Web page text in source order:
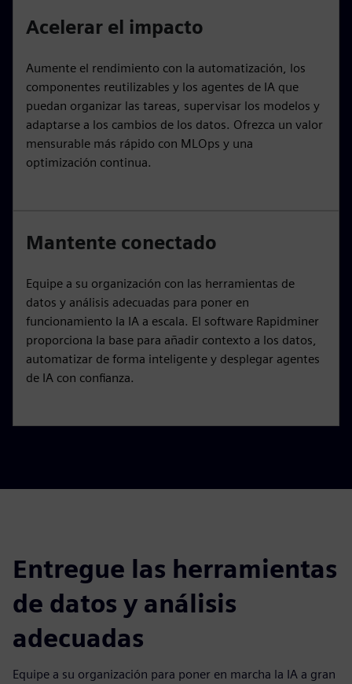
Acelerar el impacto
Aumente el rendimiento con la automatización, los
componentes reutilizables y los agentes de IA que
puedan organizar las tareas, supervisar los modelos y
adaptarse a los cambios de los datos. Ofrezca un valor
mensurable más rápido con MLOps y una
optimización continua.
Mantente conectado
Equipe a su organización con las herramientas de
datos y análisis adecuadas para poner en
funcionamiento la IA a escala. El software Rapidminer
proporciona la base para añadir contexto a los datos,
automatizar de forma inteligente y desplegar agentes
de IA con confianza.
Entregue las herramientas
de datos y análisis
adecuadas
Equipe a su organización para poner en marcha la IA a gran